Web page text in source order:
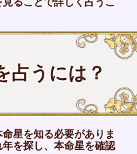
占うには？
星を知る必要がありま
を探し、本命星を確認